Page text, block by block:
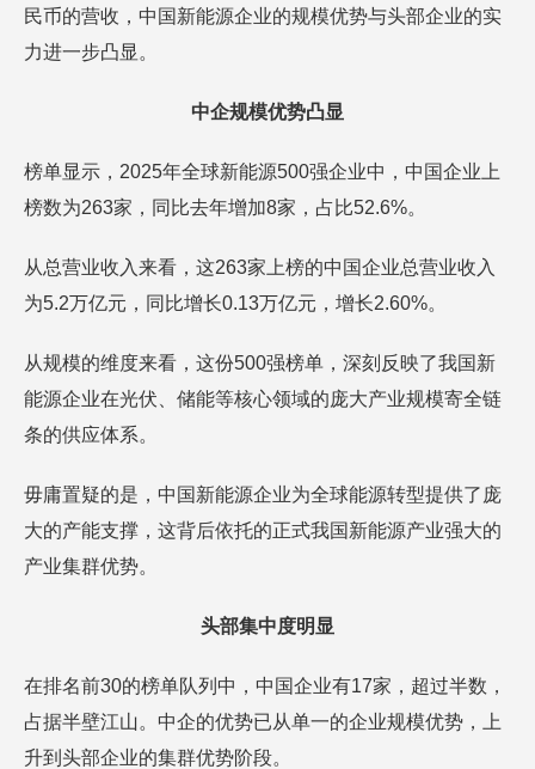
民币的营收，中国新能源企业的规模优势与头部企业的实
力进一步凸显。
中企规模优势凸显
榜单显示，2025年全球新能源500强企业中，中国企业上
榜数为263家，同比去年增加8家，占比52.6%。
从总营业收入来看，这263家上榜的中国企业总营业收入
为5.2万亿元，同比增长0.13万亿元，增长2.60%。
从规模的维度来看，这份500强榜单，深刻反映了我国新
能源企业在光伏、储能等核心领域的庞大产业规模寄全链
条的供应体系。
毋庸置疑的是，中国新能源企业为全球能源转型提供了庞
大的产能支撑，这背后依托的正式我国新能源产业强大的
产业集群优势。
头部集中度明显
在排名前30的榜单队列中，中国企业有17家，超过半数，
占据半壁江山。中企的优势已从单一的企业规模优势，上
升到头部企业的集群优势阶段。